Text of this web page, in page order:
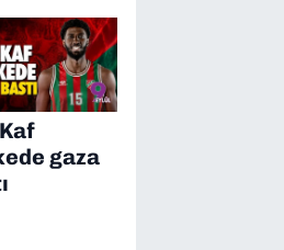
gaza